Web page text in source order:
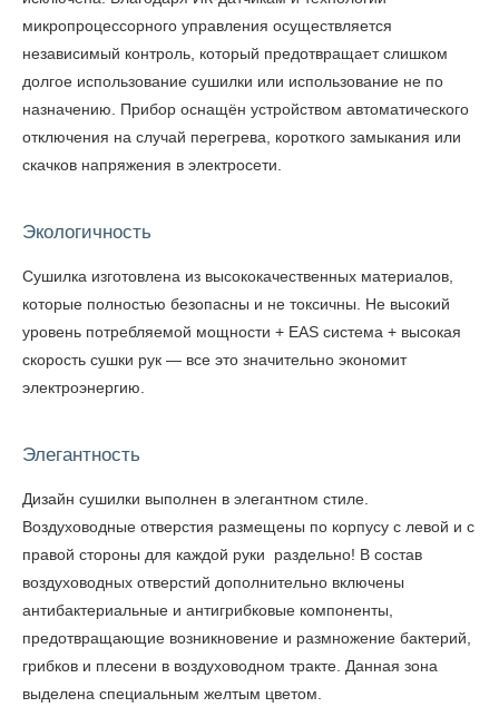
микропроцессорного управления осуществляется
независимый контроль, который предотвращает слишком
долгое использование сушилки или использование не по
назначению. Прибор оснащён устройством автоматического
отключения на случай перегрева, короткого замыкания или
скачков напряжения в электросети.
Экологичность
Сушилка изготовлена из высококачественных материалов,
которые полностью безопасны и не токсичны. Не высокий
уровень потребляемой мощности + EAS система + высокая
скорость сушки рук — все это значительно экономит
электроэнергию.
Элегантность
Дизайн сушилки выполнен в элегантном стиле.
Воздуховодные отверстия размещены по корпусу с левой и с
правой стороны для каждой руки раздельно! В состав
воздуховодных отверстий дополнительно включены
антибактериальные и антигрибковые компоненты,
предотвращающие возникновение и размножение бактерий,
грибков и плесени в воздуховодном тракте. Данная зона
выделена специальным желтым цветом.